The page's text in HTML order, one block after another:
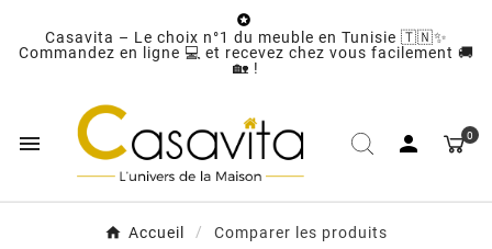

Casavita – Le choix n°1 du meuble en Tunisie 🇹🇳✨
Commandez en ligne 💻 et recevez chez vous facilement 🚚
🏡 !
  0
Accueil Comparer les produits